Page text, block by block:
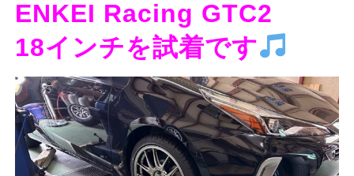
ENKEI Racing GTC2
18インチを試着です